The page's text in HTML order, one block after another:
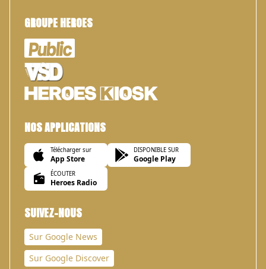
GROUPE HEROES
NOS APPLICATIONS
Télécharger sur
App Store
DISPONIBLE SUR
Google Play
ÉCOUTER
Heroes Radio
SUIVEZ-NOUS
Sur Google News
Sur Google Discover